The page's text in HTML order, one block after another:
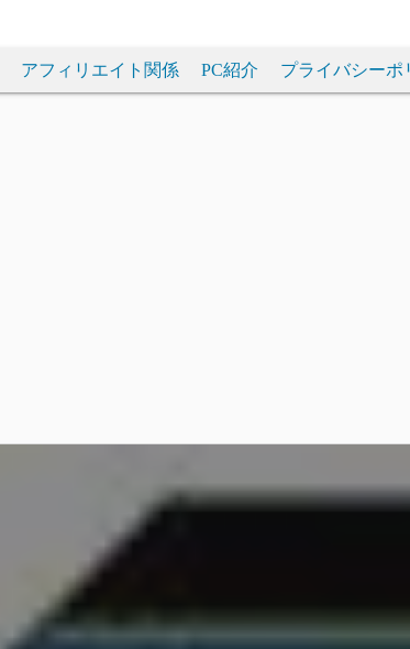
アフィリエイト関係 PC紹介 プライバシーポ